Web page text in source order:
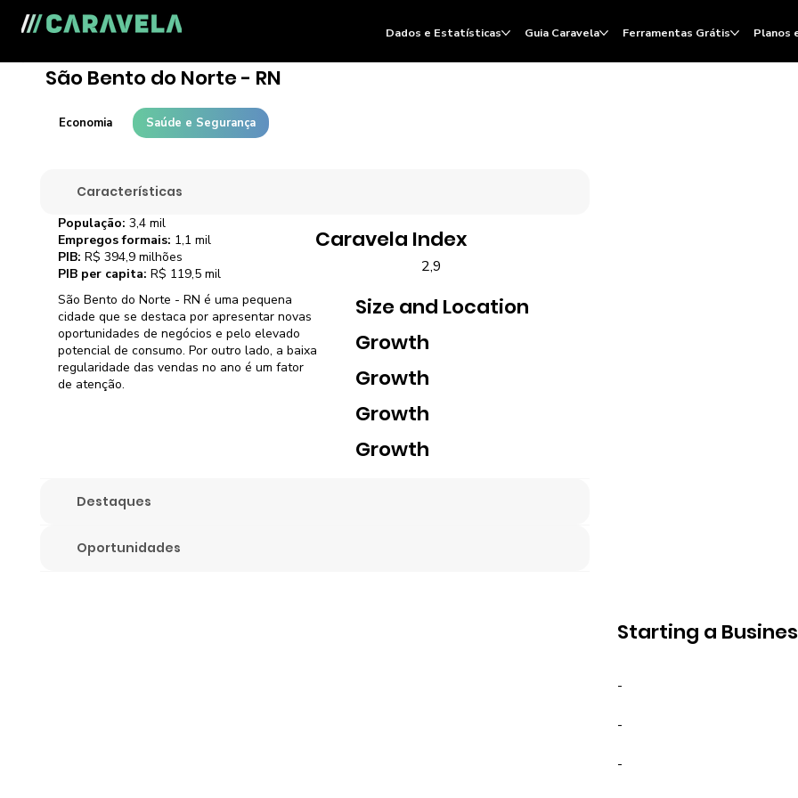
Características
São Bento do Norte - RN é uma pequena
cidade que se destaca por apresentar novas
oportunidades de negócios e pelo elevado
potencial de consumo. Por outro lado, a baixa
regularidade das vendas no ano é um fator
de atenção.
Caravela Index
2,9
Size and Location
Growth
Growth
Growth
Growth
População: 3,4 mil
Empregos formais: 1,1 mil
PIB: R$ 394,9 milhões
PIB per capita: R$ 119,5 mil
Destaques
Oportunidades
Starting a
-
-
-
Economia Saúde e Segurança
São Bento do Norte - RN
Dados e Estatísticas Guia Caravela Ferramentas Grátis Planos